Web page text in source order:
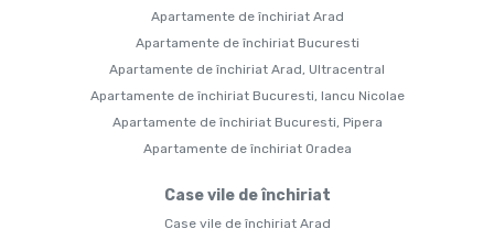
Apartamente de închiriat Arad
Apartamente de închiriat Bucuresti
Apartamente de închiriat Arad, Ultracentral
Apartamente de închiriat Bucuresti, Iancu Nicolae
Apartamente de închiriat Bucuresti, Pipera
Apartamente de închiriat Oradea
Case vile de închiriat
Case vile de închiriat Arad